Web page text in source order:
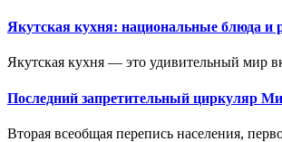
Якутская кухня: национальные блюда и
Якутская кухня — это удивительный мир
Последний запретительный циркуляр
Вторая всеобщая перепись населения,